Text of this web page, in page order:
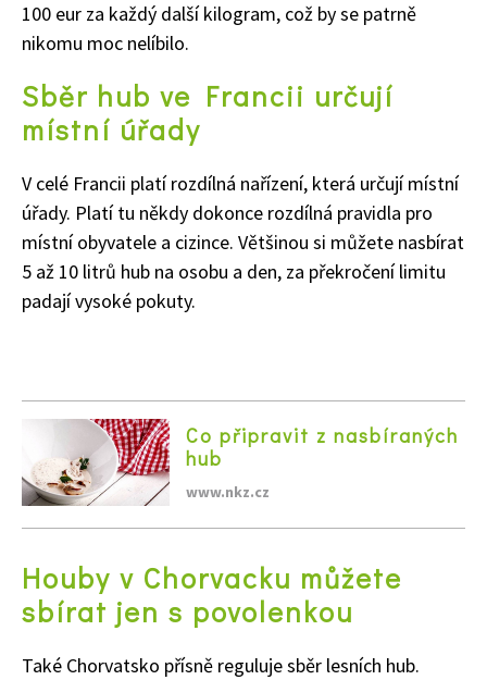
Naše krásná zahrada
100 eur za každý další kilogram, což by se patrně
nikomu moc nelíbilo.
Sběr hub ve Francii určují
místní úřady
V celé Francii platí rozdílná nařízení, která určují místní
úřady. Platí tu někdy dokonce rozdílná pravidla pro
místní obyvatele a cizince. Většinou si můžete nasbírat
5 až 10 litrů hub na osobu a den, za překročení limitu
padají vysoké pokuty.
Co připravit z nasbíraných
hub
www.nkz.cz
Houby v Chorvacku můžete
sbírat jen s povolenkou
Také Chorvatsko přísně reguluje sběr lesních hub.